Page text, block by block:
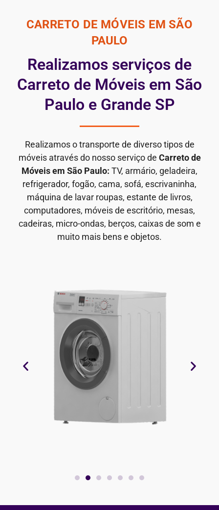
CARRETO DE MÓVEIS EM SÃO
PAULO
Realizamos serviços de
Carreto de Móveis em São
Paulo e Grande SP
Realizamos o transporte de diverso tipos de
móveis através do nosso serviço de Carreto de
Móveis em São Paulo: TV, armário, geladeira,
refrigerador, fogão, cama, sofá, escrivaninha,
máquina de lavar roupas, estante de livros,
computadores, móveis de escritório, mesas,
cadeiras, micro-ondas, berços, caixas de som e
muito mais bens e objetos.